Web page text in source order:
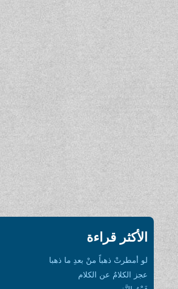
الأكثر قراءة
لو أمطرتْ ذهباً منْ بعدِ ما ذهبا
عجز الكلامُ عن الكلام